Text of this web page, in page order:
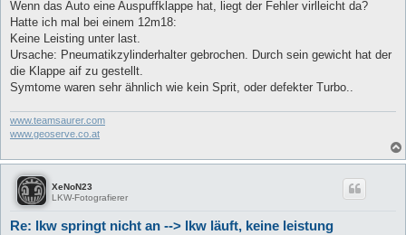
i
r
a
Wenn das Auto eine Auspuffklappe hat, liegt der Fehler virlleicht da?
Hatte ich mal bei einem 12m18:
Keine Leisting unter last.
Ursache: Pneumatikzylinderhalter gebrochen. Durch sein gewicht hat der
die Klappe aif zu gestellt.
Symtome waren sehr ähnlich wie kein Sprit, oder defekter Turbo..
www.teamsaurer.com
www.geoserve.co.at
XeNoN23
LKW-Fotografierer
Re: lkw springt nicht an --> lkw läuft, keine leistung